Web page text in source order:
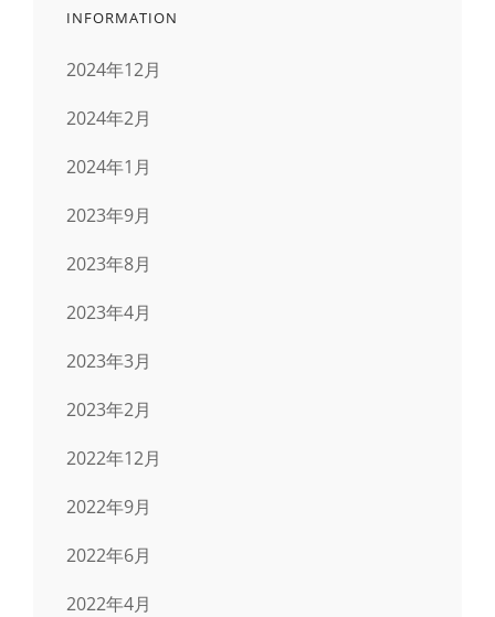
INFORMATION
2024年12月
2024年2月
2024年1月
2023年9月
2023年8月
2023年4月
2023年3月
2023年2月
2022年12月
2022年9月
2022年6月
2022年4月